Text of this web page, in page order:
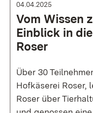
04.04.2025
Vom Wissen
Einblick in
Roser
Über 30
Hofkäserei Roser,
Roser über